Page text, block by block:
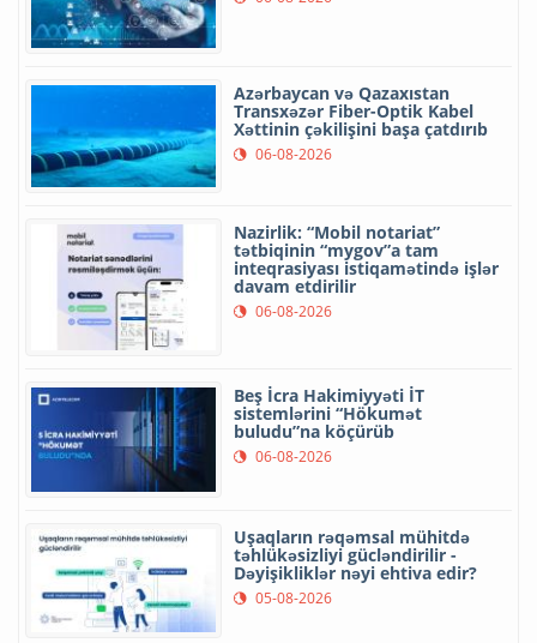
Azərbaycan və Qazaxıstan
Transxəzər Fiber-Optik Kabel
Xəttinin çəkilişini başa çatdırıb
06-08-2026
Nazirlik: “Mobil notariat”
tətbiqinin “mygov”a tam
inteqrasiyası istiqamətində işlər
davam etdirilir
06-08-2026
Beş İcra Hakimiyyəti İT
sistemlərini “Hökumət
buludu”na köçürüb
06-08-2026
Uşaqların rəqəmsal mühitdə
təhlükəsizliyi gücləndirilir -
Dəyişikliklər nəyi ehtiva edir?
05-08-2026